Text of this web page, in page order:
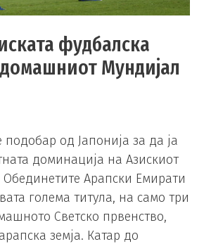
фудбалска
Мундијал
подобар од Јапонија за да ја
доминација на Азискиот
Арапски Емирати
голема титула, на само три
Светско првенство,
земја. Катар до